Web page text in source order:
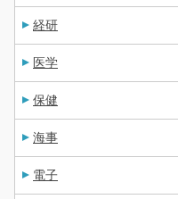
経研
医学
保健
海事
電子